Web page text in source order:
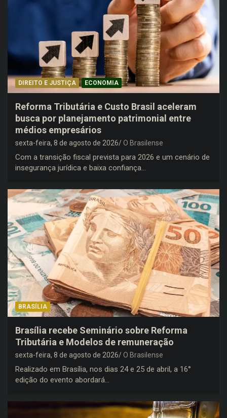
DIREITO E JUSTIÇA ECONOMIA
Reforma Tributária e Custo Brasil aceleram
busca por planejamento patrimonial entre
médios empresários
sexta-feira, 8 de agosto de 2026 O Brasilense
Com a transição fiscal prevista para 2026 e um cenário de
insegurança jurídica e baixa confiança…
BRASÍLIA
Brasília recebe Seminário sobre Reforma
Tributária e Modelos de remuneração
sexta-feira, 8 de agosto de 2026 O Brasilense
Realizado em Brasília, nos dias 24 e 25 de abril, a 16°
edição do evento abordará…